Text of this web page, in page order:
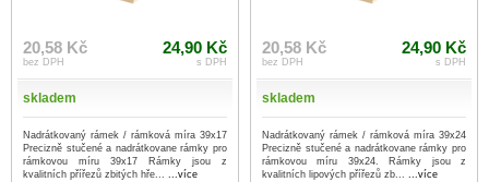
20,58 Kč
bez DPH
24,90 Kč
s DPH
skladem
Nadrátkovaný rámek / rámková míra 39x17
Precizně stučené a nadrátkovane rámky pro
rámkovou míru 39x17 Rámky jsou z
kvalitních přířezů zbitých hře... ...více
20,58 Kč
bez DPH
24,90 Kč
s DPH
skladem
Nadrátkovaný rámek / rámková míra 39x24
Precizně stučené a nadrátkovane rámky pro
rámkovou míru 39x24. Rámky jsou z
kvalitních lipových přířezů zb... ...více